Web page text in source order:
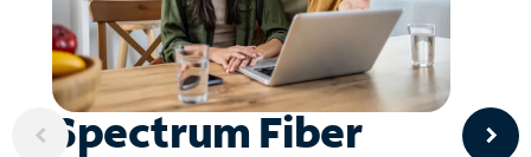
Spectrum Fiber